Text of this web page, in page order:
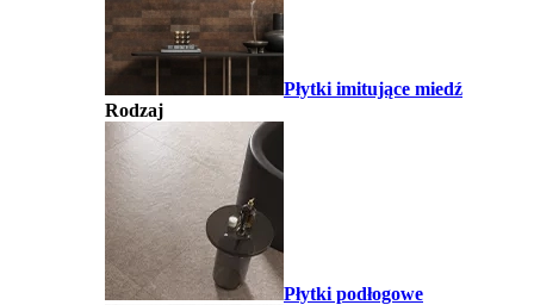
Płytki imitujące miedź
Rodzaj
Płytki podłogowe